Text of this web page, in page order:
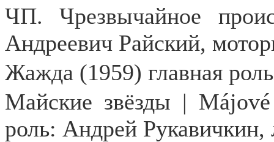
ЧП. Чрезвычайное
Андреевич Райский,
Жажда (1959) главная
Майские звёзды |
роль: Андрей Рукавичкин,